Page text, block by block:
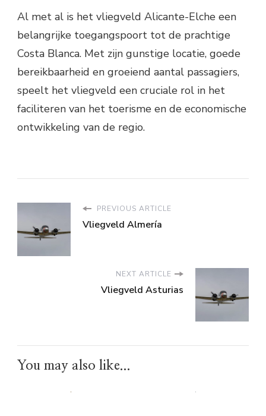
Al met al is het vliegveld Alicante-Elche een
belangrijke toegangspoort tot de prachtige
Costa Blanca. Met zijn gunstige locatie, goede
bereikbaarheid en groeiend aantal passagiers,
speelt het vliegveld een cruciale rol in het
faciliteren van het toerisme en de economische
ontwikkeling van de regio.
PREVIOUS ARTICLE
Vliegveld Almería
NEXT ARTICLE
Vliegveld Asturias
You may also like...